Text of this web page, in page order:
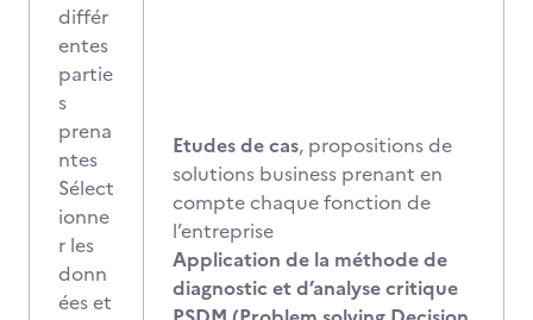
différ
entes
partie
s
prena
ntes
Sélect
ionne
r les
donn
ées et
Etudes de cas, propositions de
solutions business prenant en
compte chaque fonction de
l’entreprise
Application de la méthode de
diagnostic et d’analyse critique